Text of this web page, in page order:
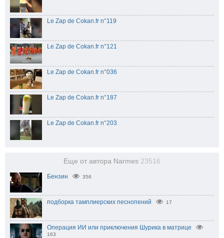
Le Zap de Cokan.fr n°119
Le Zap de Cokan.fr n°121
Le Zap de Cokan.fr n°036
Le Zap de Cokan.fr n°187
Le Zap de Cokan.fr n°203
Еще от автора Narmes 23516
Бензин 356
подборка тамплиерских песнопений 17
Операция ИИ или приключения Шурика в матрице
163